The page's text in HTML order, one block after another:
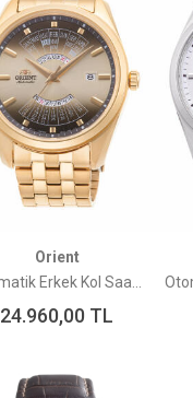
Orient
24.960,00 TL